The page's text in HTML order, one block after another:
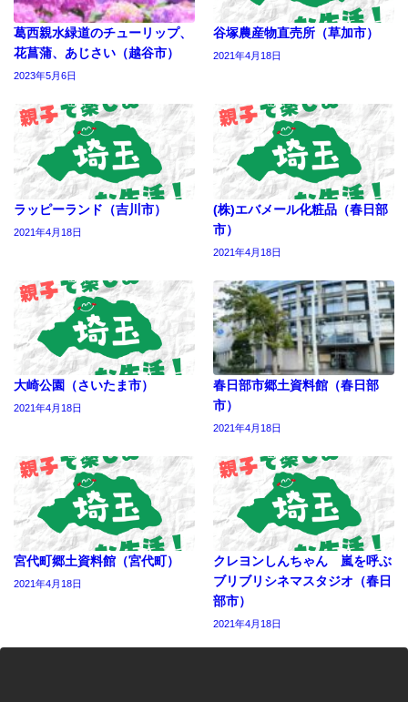
葛西親水緑道のチューリップ、
花菖蒲、あじさい（越谷市）
2023年5月6日
谷塚農産物直売所（草加市）
2021年4月18日
ラッピーランド（吉川市）
2021年4月18日
(株)エバメール化粧品（春日部
市）
2021年4月18日
大崎公園（さいたま市）
2021年4月18日
春日部市郷土資料館（春日部
市）
2021年4月18日
宮代町郷土資料館（宮代町）
2021年4月18日
クレヨンしんちゃん 嵐を呼ぶ
ブリブリシネマスタジオ（春日
部市）
2021年4月18日